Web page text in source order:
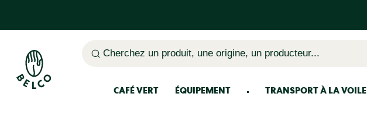
Cherchez un produit, une origine, un producteur...
CAFÉ VERT ÉQUIPEMENT TRANSPORT À LA VOILE